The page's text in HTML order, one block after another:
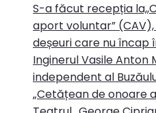
S-a făcut recepția
aport voluntar”
deșeuri care nu încap
Inginerul Vasile Anton
independent al
„Cetățean de onoare